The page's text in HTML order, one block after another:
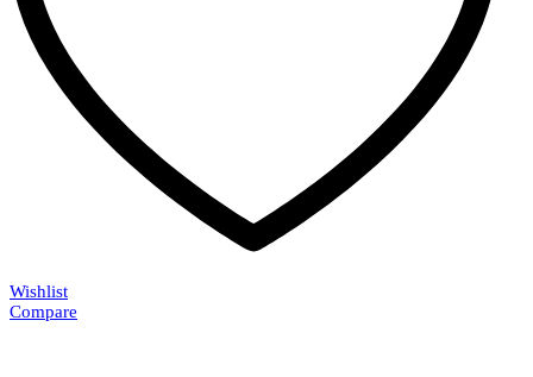
Wishlist
Compare